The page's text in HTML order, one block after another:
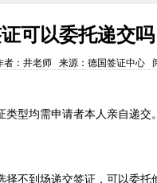
可以委托递交吗
：井老师 来源：德国签证中心
型均需申请者本人亲自递
不到场递交签证，可以委托